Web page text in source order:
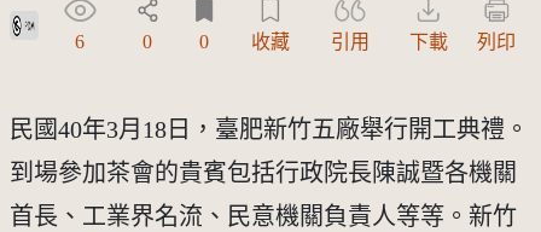
公眾領域標章(PDM)
6 0 0 收藏 引用 下載 列印
民國40年3月18日，臺肥新竹五廠舉行開工典禮。
到場參加茶會的貴賓包括行政院長陳誠暨各機關
首長、工業界名流、民意機關負責人等等。新竹